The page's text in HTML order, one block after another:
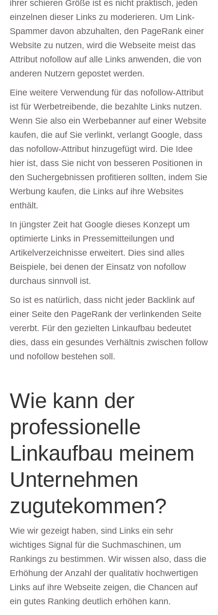
ihrer schieren Größe ist es nicht praktisch, jeden
einzelnen dieser Links zu moderieren. Um Link-
Spammer davon abzuhalten, den PageRank einer
Website zu nutzen, wird die Webseite meist das
Attribut nofollow auf alle Links anwenden, die von
anderen Nutzern gepostet werden.
Eine weitere Verwendung für das nofollow-Attribut
ist für Werbetreibende, die bezahlte Links nutzen.
Wenn Sie also ein Werbebanner auf einer Website
kaufen, die auf Sie verlinkt, verlangt Google, dass
das nofollow-Attribut hinzugefügt wird. Die Idee
hier ist, dass Sie nicht von besseren Positionen in
den Suchergebnissen profitieren sollten, indem Sie
Werbung kaufen, die Links auf ihre Websites
enthält.
In jüngster Zeit hat Google dieses Konzept um
optimierte Links in Pressemitteilungen und
Artikelverzeichnisse erweitert. Dies sind alles
Beispiele, bei denen der Einsatz von nofollow
durchaus sinnvoll ist.
So ist es natürlich, dass nicht jeder Backlink auf
einer Seite den PageRank der verlinkenden Seite
vererbt. Für den gezielten Linkaufbau bedeutet
dies, dass ein gesundes Verhältnis zwischen follow
und nofollow bestehen soll.
Wie kann der
professionelle
Linkaufbau meinem
Unternehmen
zugutekommen?
Wie wir gezeigt haben, sind Links ein sehr
wichtiges Signal für die Suchmaschinen, um
Rankings zu bestimmen. Wir wissen also, dass die
Erhöhung der Anzahl der qualitativ hochwertigen
Links auf ihre Webseite zeigen, die Chancen auf
ein gutes Ranking deutlich erhöhen kann.